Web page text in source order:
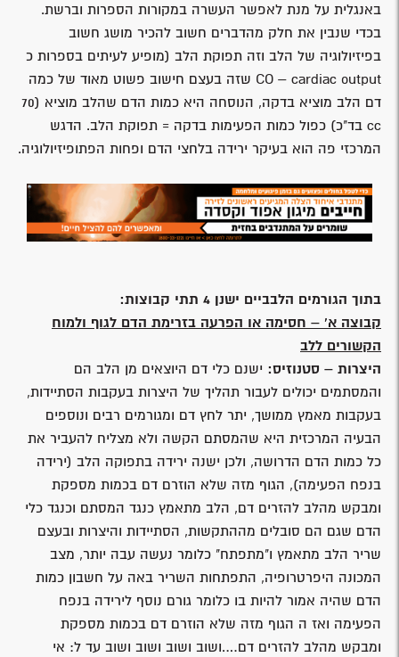
באנגלית על מנת לאפשר העשרה במקורות הספרות וברשת.
בכדי שנבין את חלק מהדברים חשוב להכיר מושג חשוב
בפיזיולוגיה של הלב וזה תפוקת הלב (מופיע לעיתים בספרות כ
CO – cardiac output שזה בעצם חישוב פשוט מאוד של כמה
דם הלב מוציא בדקה, הנוסחה היא כמות הדם שהלב מוציא (70
cc בד"כ) כפול כמות הפעימות בדקה = תפוקת הלב. הדגש
המרכזי פה הוא בעיקר ירידה בלחצי הדם ופחות הפתופיזיולוגיה.
בתוך הגורמים הלבביים ישנן 4 תתי קבוצות:
קבוצה א' – חסימה או הפרעה בזרימת הדם לגוף ולמוח
הקשורים ללב
היצרות – סטנוזיס: ישנם כלי דם היוצאים מן הלב הם
והמסתמים יכולים לעבור תהליך של היצרות בעקבות הסתיידות,
בעקבות מאמץ ממושך, יתר לחץ דם ומגורמים רבים ונוספים
הבעיה המרכזית היא שהמסתם הקשה ולא מצליח להעביר את
כל כמות הדם הדרושה, ולכן ישנה ירידה בתפוקה הלב (ירידה
בנפח הפעימה), הגוף מזה שלא הוזרם דם בכמות מספקת
ומבקש מהלב להזרים דם, הלב מתאמץ כנגד המסתם וכנגד כלי
הדם שגם הם סובלים מההתקשות, הסתיידות והיצרות ובעצם
שריר הלב מתאמץ ו"מתפתח" כלומר נעשה עבה יותר, מצב
המכונה היפרטרופיה, התפתחות השריר באה על חשבון כמות
הדם שהיה אמור להיות בו כלומר גורם נוסף לירידה בנפח
הפעימה ואז ה הגוף מזה שלא הוזרם דם בכמות מספקת
ומבקש מהלב להזרים דם….ושוב ושוב ושוב ושוב עד ל: אי